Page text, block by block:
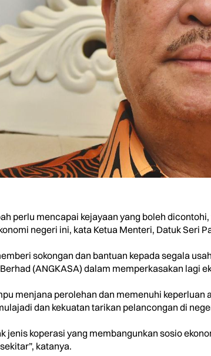
perlu mencapai kejayaan yang boleh
negeri ini, kata Ketua Menteri, Datuk Seri
sokongan dan bantuan kepada segala
(ANGKASA) dalam memperkasakan lagi
menjana perolehan dan memenuhi
dan kekuatan tarikan pelancongan di
jenis koperasi yang membangunkan sosio
katanya.